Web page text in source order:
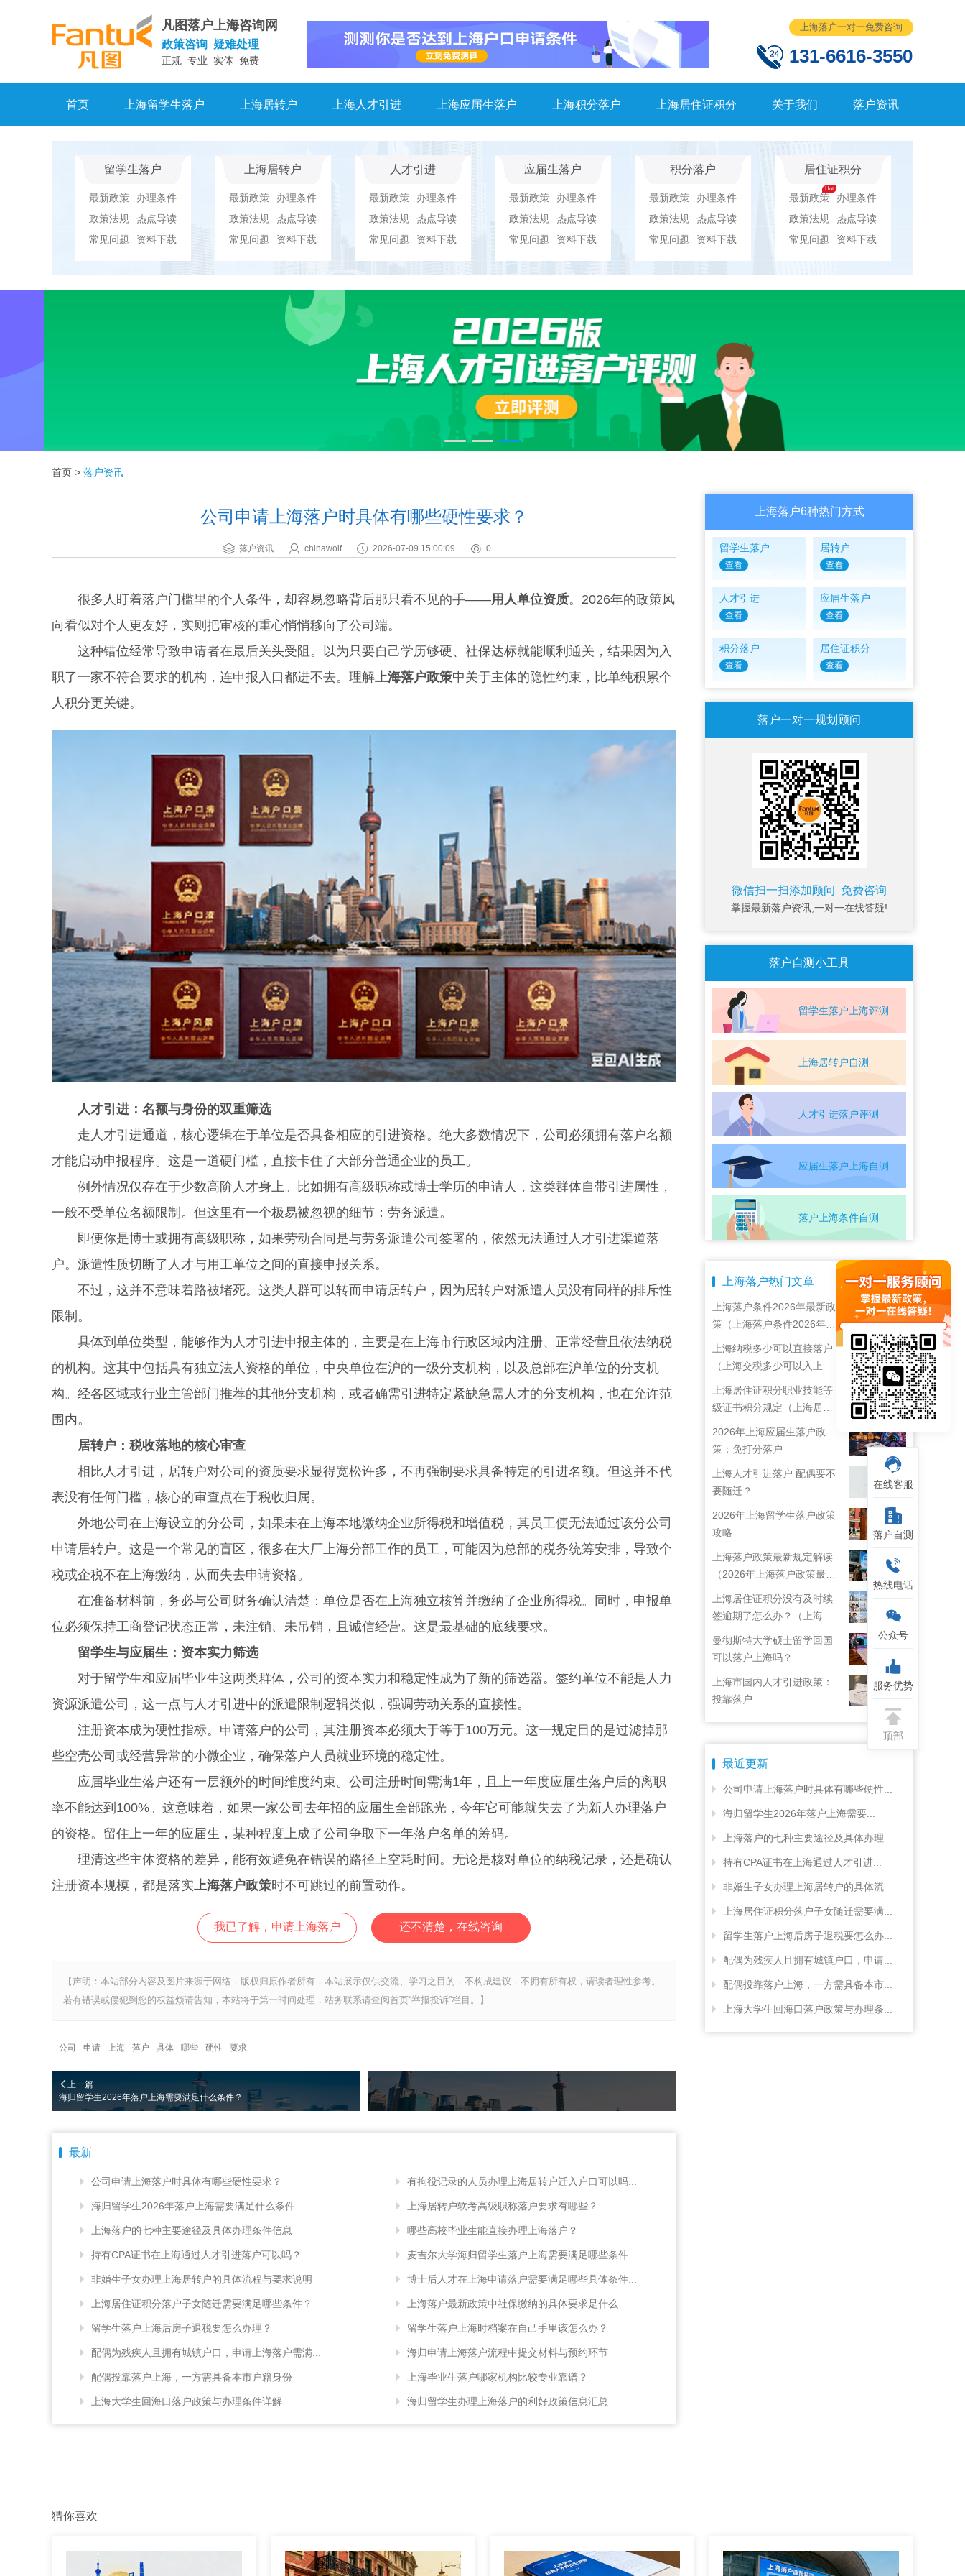
凡图落户上海咨询网
政策咨询 疑难处理
正规 专业 实体 免费
上海落户一对一免费咨询
131-6616-3550
首页 上海留学生落户 上海居转户 上海人才引进 上海应届生落户 上海积分落户 上海居住证积分 关于我们 落户资讯
留学生落户
最新政策
办理条件
政策法规
热点导读
常见问题
资料下载
上海居转户
最新政策
办理条件
政策法规
热点导读
常见问题
资料下载
人才引进
最新政策
办理条件
政策法规
热点导读
常见问题
资料下载
应届生落户
最新政策
办理条件
政策法规
热点导读
常见问题
资料下载
积分落户
最新政策
办理条件
政策法规
热点导读
常见问题
资料下载
居住证积分
最新政策
办理条件
政策法规
热点导读
常见问题
资料下载
首页 > 落户资讯
公司申请上海落户时具体有哪些硬性要求？
落户资讯 chinawolf 2026-07-09 15:00:09 0
很多人盯着落户门槛里的个人条件，却容易忽略背后那只看不见的手——用人单位资质。2026年的政策风
向看似对个人更友好，实则把审核的重心悄悄移向了公司端。
这种错位经常导致申请者在最后关头受阻。以为只要自己学历够硬、社保达标就能顺利通关，结果因为入
职了一家不符合要求的机构，连申报入口都进不去。理解上海落户政策中关于主体的隐性约束，比单纯积累个
人积分更关键。
人才引进：名额与身份的双重筛选
走人才引进通道，核心逻辑在于单位是否具备相应的引进资格。绝大多数情况下，公司必须拥有落户名额
才能启动申报程序。这是一道硬门槛，直接卡住了大部分普通企业的员工。
例外情况仅存在于少数高阶人才身上。比如拥有高级职称或博士学历的申请人，这类群体自带引进属性，
一般不受单位名额限制。但这里有一个极易被忽视的细节：劳务派遣。
即便你是博士或拥有高级职称，如果劳动合同是与劳务派遣公司签署的，依然无法通过人才引进渠道落
户。派遣性质切断了人才与用工单位之间的直接申报关系。
不过，这并不意味着路被堵死。这类人群可以转而申请居转户，因为居转户对派遣人员没有同样的排斥性
限制。
具体到单位类型，能够作为人才引进申报主体的，主要是在上海市行政区域内注册、正常经营且依法纳税
的机构。这其中包括具有独立法人资格的单位，中央单位在沪的一级分支机构，以及总部在沪单位的分支机
构。经各区域或行业主管部门推荐的其他分支机构，或者确需引进特定紧缺急需人才的分支机构，也在允许范
围内。
居转户：税收落地的核心审查
相比人才引进，居转户对公司的资质要求显得宽松许多，不再强制要求具备特定的引进名额。但这并不代
表没有任何门槛，核心的审查点在于税收归属。
外地公司在上海设立的分公司，如果未在上海本地缴纳企业所得税和增值税，其员工便无法通过该分公司
申请居转户。这是一个常见的盲区，很多在大厂上海分部工作的员工，可能因为总部的税务统筹安排，导致个
税或企税不在上海缴纳，从而失去申请资格。
在准备材料前，务必与公司财务确认清楚：单位是否在上海独立核算并缴纳了企业所得税。同时，申报单
位必须保持工商登记状态正常，未注销、未吊销，且诚信经营。这是最基础的底线要求。
留学生与应届生：资本实力筛选
对于留学生和应届毕业生这两类群体，公司的资本实力和稳定性成为了新的筛选器。签约单位不能是人力
资源派遣公司，这一点与人才引进中的派遣限制逻辑类似，强调劳动关系的直接性。
注册资本成为硬性指标。申请落户的公司，其注册资本必须大于等于100万元。这一规定目的是过滤掉那
些空壳公司或经营异常的小微企业，确保落户人员就业环境的稳定性。
应届毕业生落户还有一层额外的时间维度约束。公司注册时间需满1年，且上一年度应届生落户后的离职
率不能达到100%。这意味着，如果一家公司去年招的应届生全部跑光，今年它可能就失去了为新人办理落户
的资格。留住上一年的应届生，某种程度上成了公司争取下一年落户名单的筹码。
理清这些主体资格的差异，能有效避免在错误的路径上空耗时间。无论是核对单位的纳税记录，还是确认
注册资本规模，都是落实 上海落户政策时不可跳过的前置动作。
我已了解，申请上海落户 还不清楚，在线咨询
【声明：本站部分内容及图片来源于网络，版权归原作者所有，本站展示仅供交流、学习之目的，不构成建议，不拥有所有权，请读者理性参考。
若有错误或侵犯到您的权益烦请告知，本站将于第一时间处理，站务联系请查阅首页“举报投诉”栏目。】
公司 申请 上海 落户 具体 哪些 硬性 要求
上一篇
海归留学生2026年落户上海需要满足什么条件？
最新
公司申请上海落户时具体有哪些硬性要求？
海归留学生2026年落户上海需要满足什么条件...
上海落户的七种主要途径及具体办理条件信息
持有CPA证书在上海通过人才引进落户可以吗？
非婚生子女办理上海居转户的具体流程与要求说明
上海居住证积分落户子女随迁需要满足哪些条件？
留学生落户上海后房子退税要怎么办理？
配偶为残疾人且拥有城镇户口，申请上海落户需满...
配偶投靠落户上海，一方需具备本市户籍身份
上海大学生回海口落户政策与办理条件详解
有拘役记录的人员办理上海居转户迁入户口可以吗...
上海居转户软考高级职称落户要求有哪些？
哪些高校毕业生能直接办理上海落户？
麦吉尔大学海归留学生落户上海需要满足哪些条件...
博士后人才在上海申请落户需要满足哪些具体条件...
上海落户最新政策中社保缴纳的具体要求是什么
留学生落户上海时档案在自己手里该怎么办？
海归申请上海落户流程中提交材料与预约环节
上海毕业生落户哪家机构比较专业靠谱？
海归留学生办理上海落户的利好政策信息汇总
上海落户6种热门方式
留学生落户
查看
居转户
查看
人才引进
查看
应届生落户
查看
积分落户
查看
居住证积分
查看
落户一对一规划顾问
微信扫一扫添加顾问 免费咨询
掌握最新落户资讯,一对一在线答疑!
落户自测小工具
留学生落户上海评测
上海居转户自测
人才引进落户评测
应届生落户上海自测
落户上海条件自测
上海落户热门文章
上海落户条件2026年最新政
策（上海落户条件2026年最
新政策解读）
上海纳税多少可以直接落户
（上海交税多少可以入上海
户口）
上海居住证积分职业技能等
级证书积分规定（上海居住
证技能职称目录）
2026年上海应届生落户政
策：免打分落户
上海人才引进落户 配偶要不
要随迁？
2026年上海留学生落户政策
攻略
上海落户政策最新规定解读
（2026年上海落户政策最新
规定）
上海居住证积分没有及时续
签逾期了怎么办？（上海居
住证续签了但积分忘了）
曼彻斯特大学硕士留学回国
可以落户上海吗？
上海市国内人才引进政策：
投靠落户
最近更新
公司申请上海落户时具体有哪些硬性...
海归留学生2026年落户上海需要...
上海落户的七种主要途径及具体办理...
持有CPA证书在上海通过人才引进...
非婚生子女办理上海居转户的具体流...
上海居住证积分落户子女随迁需要满...
留学生落户上海后房子退税要怎么办...
配偶为残疾人且拥有城镇户口，申请...
配偶投靠落户上海，一方需具备本市...
上海大学生回海口落户政策与办理条...
猜你喜欢
在线客服
落户自测
热线电话
公众号
服务优势
顶部